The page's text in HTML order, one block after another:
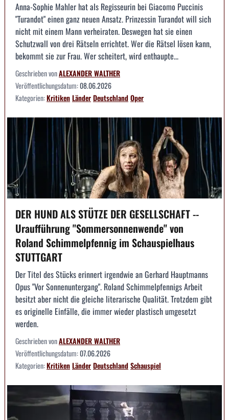
Anna-Sophie Mahler hat als Regisseurin bei Giacomo Puccinis
"Turandot" einen ganz neuen Ansatz. Prinzessin Turandot will sich
nicht mit einem Mann verheiraten. Deswegen hat sie einen
Schutzwall von drei Rätseln errichtet. Wer die Rätsel lösen kann,
bekommt sie zur Frau. Wer scheitert, wird enthaupte...
Geschrieben vonALEXANDER WALTHER
Veröffentlichungsdatum:08.06.2026
Kategorien:KritikenLänderDeutschlandOper
DER HUND ALS STÜTZE DER GESELLSCHAFT --
Uraufführung "Sommersonnenwende" von
Roland Schimmelpfennig im Schauspielhaus
STUTTGART
Der Titel des Stücks erinnert irgendwie an Gerhard Hauptmanns
Opus "Vor Sonnenuntergang". Roland Schimmelpfennigs Arbeit
besitzt aber nicht die gleiche literarische Qualität. Trotzdem gibt
es originelle Einfälle, die immer wieder plastisch umgesetzt
werden.
Geschrieben vonALEXANDER WALTHER
Veröffentlichungsdatum:07.06.2026
Kategorien:KritikenLänderDeutschlandSchauspiel